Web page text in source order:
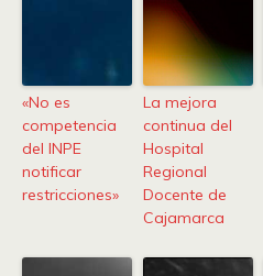
«No es
competencia
del INPE
notificar
restricciones»
La mejora
continua del
Hospital
Regional
Docente de
Cajamarca